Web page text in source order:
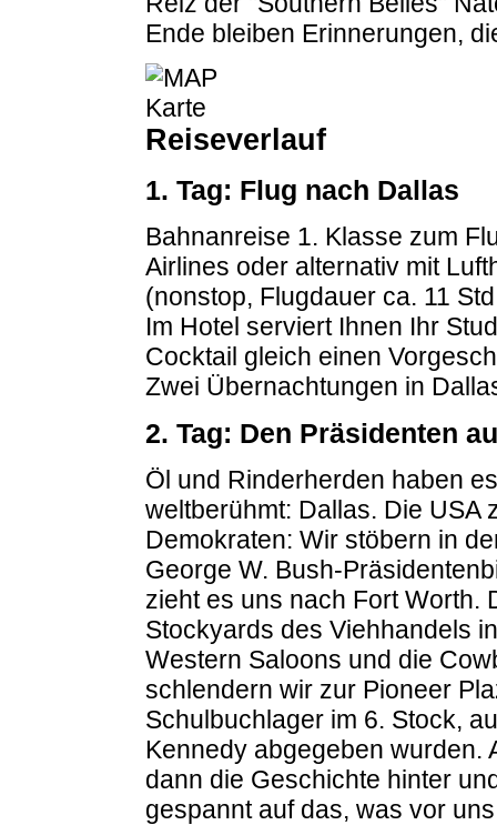
Ende bleiben Erinnerungen,
Reiseverlauf
1. Tag: Flug nach Dallas
Bahnanreise 1. Klasse zum
Airlines oder alternativ mit
(nonstop, Flugdauer ca. 11
Im Hotel serviert Ihnen Ihr
Cocktail gleich einen
Zwei Übernachtungen in
2. Tag: Den Präsidenten
Öl und Rinderherden haben
weltberühmt: Dallas. Die USA
Demokraten: Wir stöbern in
George W. Bush-
zieht es uns nach Fort Worth.
Stockyards des Viehhandels
Western Saloons und die
schlendern wir zur Pioneer
Schulbuchlager im 6. Stock,
Kennedy abgegeben wurden.
dann die Geschichte hinter
gespannt auf das, was vor